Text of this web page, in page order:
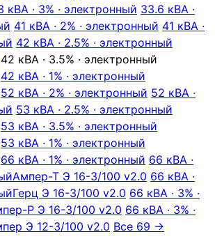
кВА · 3% · электронный 33.6 кВА ·
41 кВА · 2% · электронный 41 кВА ·
42 кВА · 2.5% · электронный
42 кВА · 3.5% · электронный
42 кВА · 1% · электронный
52 кВА · 2% · электронный 52 кВА ·
53 кВА · 2.5% · электронный
53 кВА · 3.5% · электронный
53 кВА · 1% · электронный
66 кВА · 1% · электронный 66 кВА ·
Ампер-Т Э 16-3/100 v2.0 66 кВА ·
Герц Э 16-3/100 v2.0 66 кВА · 3% ·
Р Э 16-3/100 v2.0 66 кВА · 3% ·
Э 12-3/100 v2.0 Все 69 →